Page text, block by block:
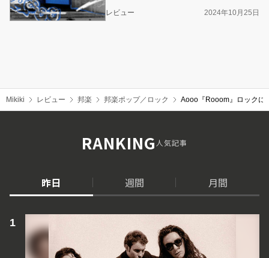
レビュー 2024年10月25日
Mikiki レビュー 邦楽 邦楽ポップ／ロック Aooo『Rooom』ロックに
RANKING人気記事
昨日 週間 月間